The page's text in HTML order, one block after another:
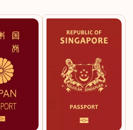
ألمانيا
فنلندا
بلجيكا